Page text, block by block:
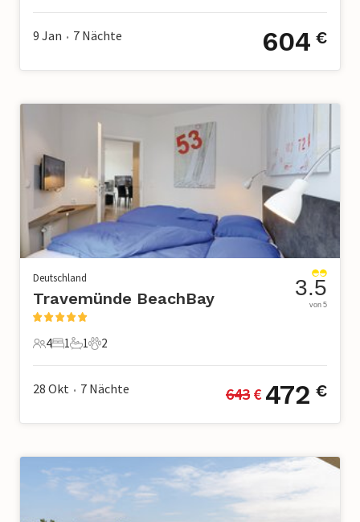
9 Jan • 7 Nächte 604 €
Deutschland
Travemünde BeachBay
4 Gäste
4
1 Schlafzimmer
1
1 Badezimmer
1
2 Haustiere
2
3.5
von 5
28 Okt • 7 Nächte 643 € 472 €